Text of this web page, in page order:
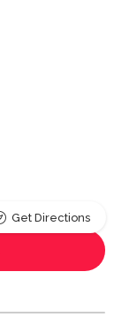
Get Directions